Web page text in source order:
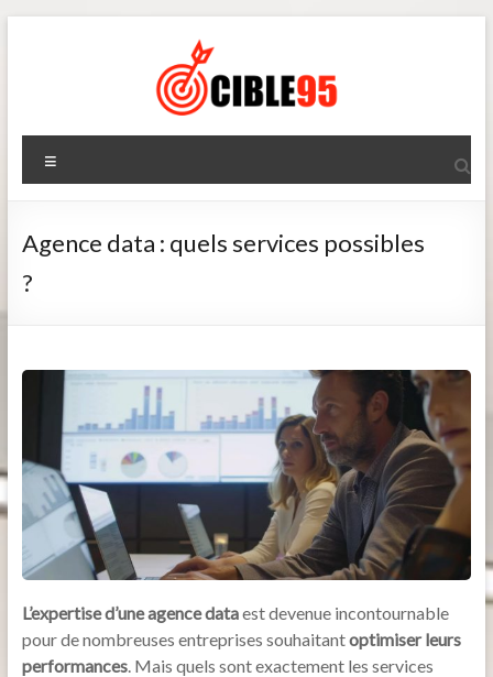
Cible95
Agence data : quels services possibles
?
L’expertise d’une agence dataest devenue incontournable
pour de nombreuses entreprises souhaitantoptimiser leurs
performances. Mais quels sont exactement les services